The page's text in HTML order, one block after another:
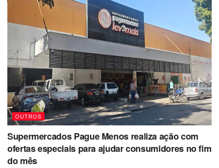
OUTROS
Supermercados Pague Menos realiza ação com
ofertas especiais para ajudar consumidores no fim
do mês